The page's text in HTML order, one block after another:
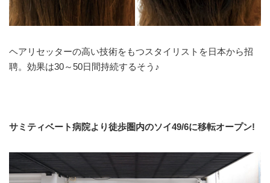
ヘアリセッターの高い技術をもつスタイリストを日本から招
聘。効果は30～50日間持続するそう♪
サミティベート病院より徒歩圏内のソイ49/6に移転オープン!